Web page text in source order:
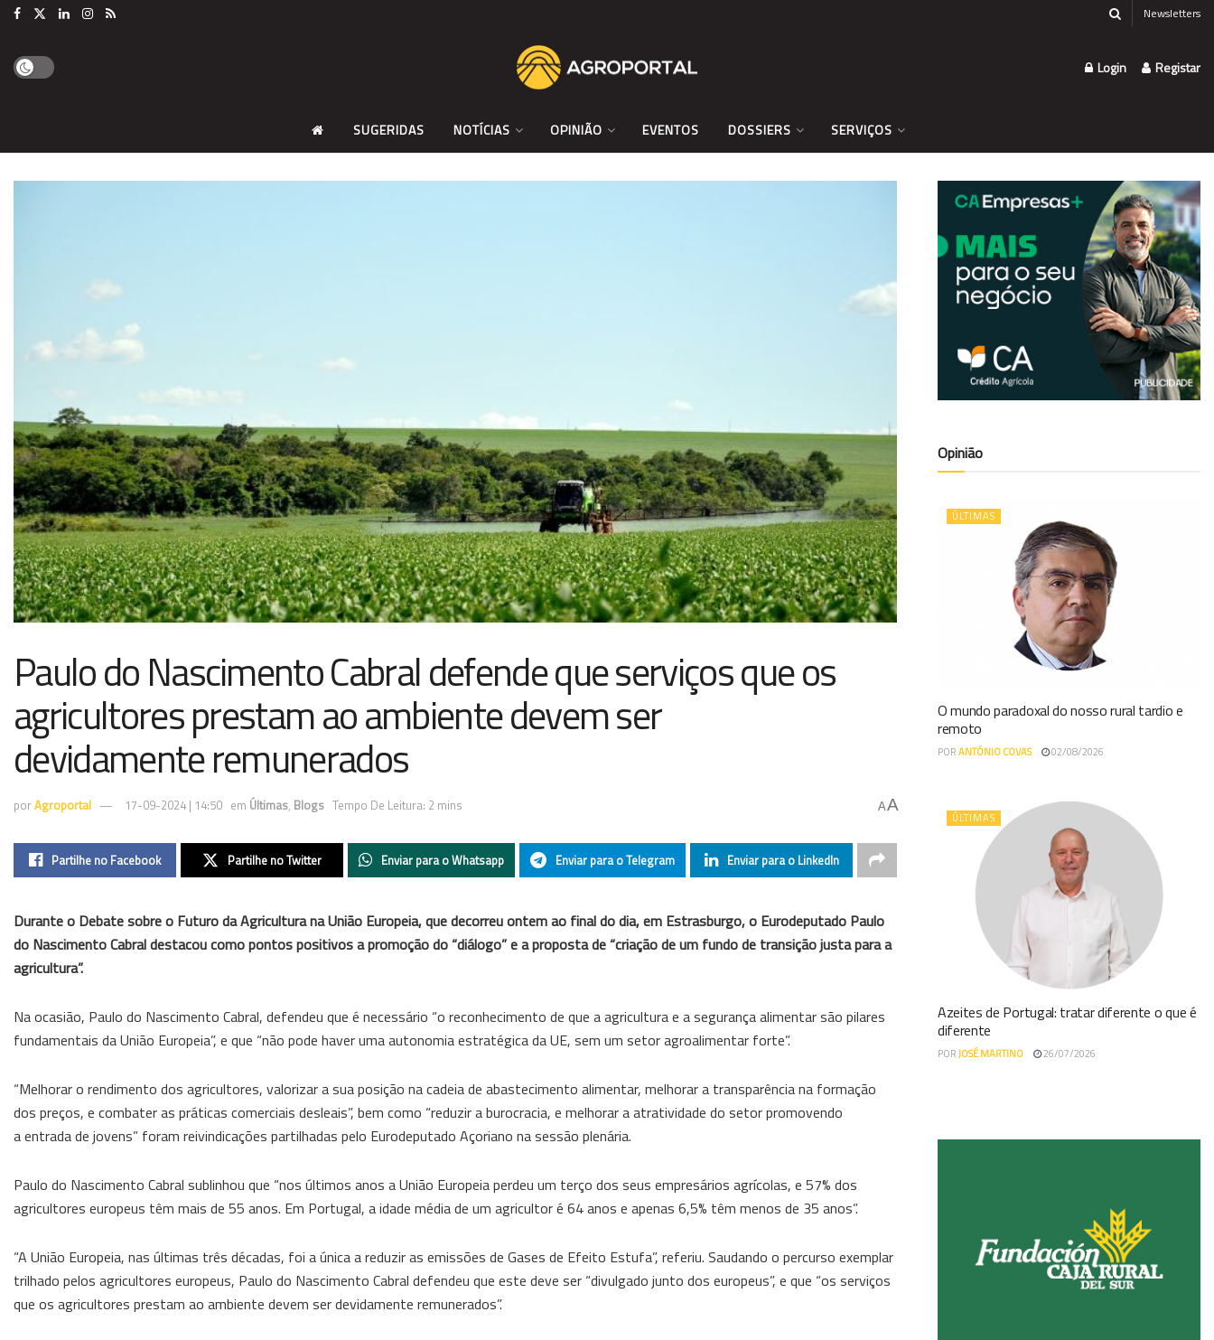
Newsletters
Login Registar
SUGERIDAS NOTÍCIAS OPINIÃO EVENTOS DOSSIERS SERVIÇOS
Paulo do Nascimento Cabral defende que serviços que os
agricultores prestam ao ambiente devem ser
devidamente remunerados
porAgroportal 17-09-2024 | 14:50 em Últimas, Blogs Tempo De Leitura: 2 mins AA
Partilhe no Facebook Partilhe no Twitter Enviar para o Whatsapp Enviar para o Telegram Enviar para o LinkedIn
Durante o Debate sobre o Futuro da Agricultura na União Europeia, que decorreu ontem ao final do dia, em Estrasburgo, o Eurodeputado Paulo
do Nascimento Cabral destacou como pontos positivos a promoção do “diálogo” e a proposta de “criação de um fundo de transição justa para a
agricultura”.
Na ocasião, Paulo do Nascimento Cabral, defendeu que é necessário “o reconhecimento de que a agricultura e a segurança alimentar são pilares
fundamentais da União Europeia”, e que “não pode haver uma autonomia estratégica da UE, sem um setor agroalimentar forte”.
“Melhorar o rendimento dos agricultores, valorizar a sua posição na cadeia de abastecimento alimentar, melhorar a transparência na formação
dos preços, e combater as práticas comerciais desleais”, bem como “reduzir a burocracia, e melhorar a atratividade do setor promovendo
a entrada de jovens” foram reivindicações partilhadas pelo Eurodeputado Açoriano na sessão plenária.
Paulo do Nascimento Cabral sublinhou que “nos últimos anos a União Europeia perdeu um terço dos seus empresários agrícolas, e 57% dos
agricultores europeus têm mais de 55 anos. Em Portugal, a idade média de um agricultor é 64 anos e apenas 6,5% têm menos de 35 anos”.
“A União Europeia, nas últimas três décadas, foi a única a reduzir as emissões de Gases de Efeito Estufa”, referiu. Saudando o percurso exemplar
trilhado pelos agricultores europeus, Paulo do Nascimento Cabral defendeu que este deve ser “divulgado junto dos europeus”, e que “os serviços
que os agricultores prestam ao ambiente devem ser devidamente remunerados”.
Opinião
ÚLTIMAS
O mundo paradoxal do nosso rural tardio e
remoto
PORANTÓNIO COVAS 02/08/2026
ÚLTIMAS
Azeites de Portugal: tratar diferente o que é
diferente
PORJOSÉ MARTINO 26/07/2026